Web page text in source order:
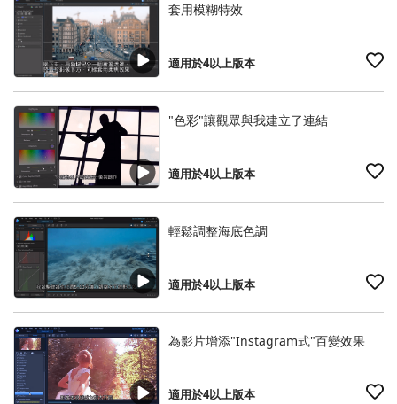
套用模糊特效
適用於4以上版本
"色彩"讓觀眾與我建立了連結
適用於4以上版本
輕鬆調整海底色調
適用於4以上版本
為影片增添"Instagram式"百變效果
適用於4以上版本